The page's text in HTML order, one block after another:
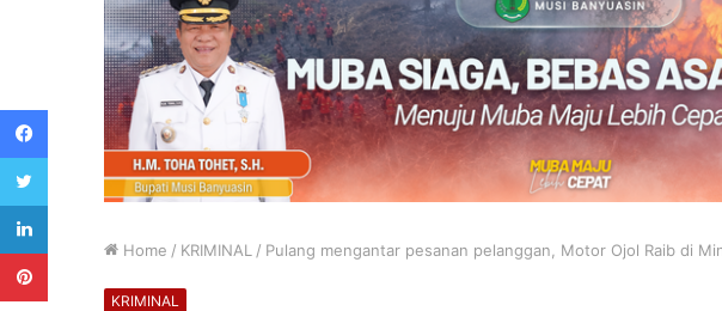
Home / KRIMINAL / Pulang mengantar pesanan pelanggan, Motor Ojol Raib di
KRIMINAL
Facebook
Twitter
LinkedIn
Pinterest